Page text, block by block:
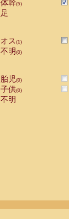
体幹(5)
足
オス(1)
不明(0)
胎児(0)
子供(0)
不明